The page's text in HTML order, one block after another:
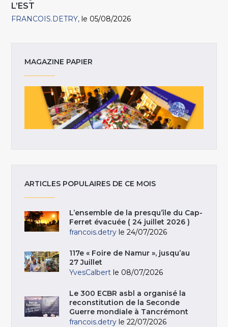
L’EST
FRANCOIS.DETRY le 05/08/2026
MAGAZINE PAPIER
ARTICLES POPULAIRES DE CE MOIS
L’ensemble de la presqu’île du Cap-
Ferret évacuée ( 24 juillet 2026 )
francois.detry le 24/07/2026
117e « Foire de Namur », jusqu’au
27 Juillet
YvesCalbert le 08/07/2026
Le 300 ECBR asbl a organisé la
reconstitution de la Seconde
Guerre mondiale à Tancrémont
francois.detry le 22/07/2026